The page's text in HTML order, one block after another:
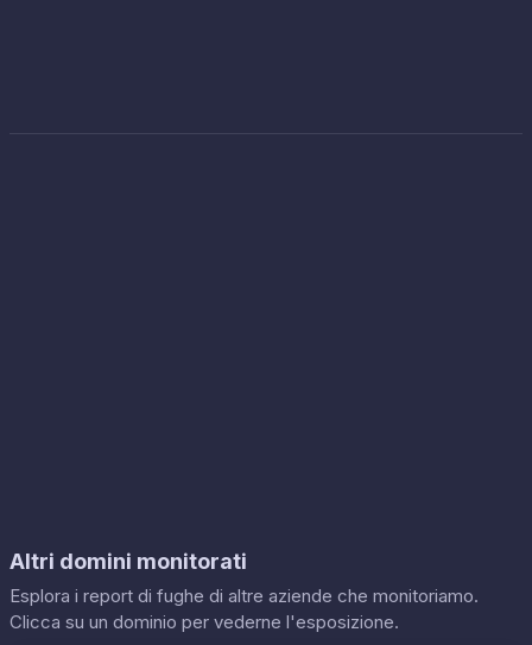
Altri domini monitorati
Esplora i report di fughe di altre aziende che monitoriamo.
Clicca su un dominio per vederne l'esposizione.